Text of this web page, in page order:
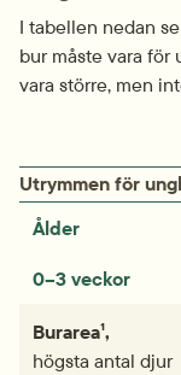
I tabellen nedan
bur måste vara för
vara större, men
Utrymmen för
Ålder
0–3 veckor
Burarea¹,
högsta antal djur